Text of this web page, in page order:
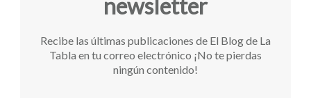
newsletter
Recibe las últimas publicaciones de El Blog de La
Tabla en tu correo electrónico ¡No te pierdas
ningún contenido!